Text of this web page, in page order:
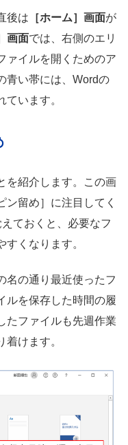
後は ［ホーム］画面が
画面では、右側のエリ
ァイルを開くためのア
青い帯には、Wordの
います。
を紹介します。この画
留め］に注目してく
ておくと、必要なフ
くなります。
名の通り最近使ったフ
ルを保存した時間の履
たファイルも先週作業
けます。